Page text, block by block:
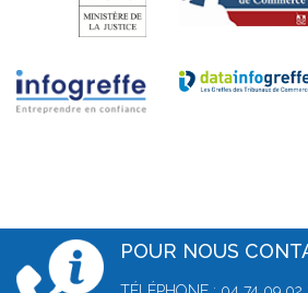
POUR NOUS